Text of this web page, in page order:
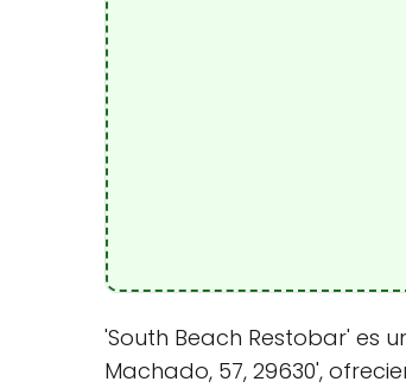
'South Beach Restobar' es
Machado, 57, 29630',